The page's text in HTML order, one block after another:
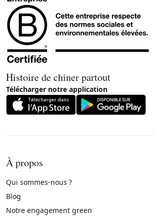
Histoire de chiner partout
Télécharger notre application
À propos
Qui sommes-nous ?
Blog
Notre engagement green